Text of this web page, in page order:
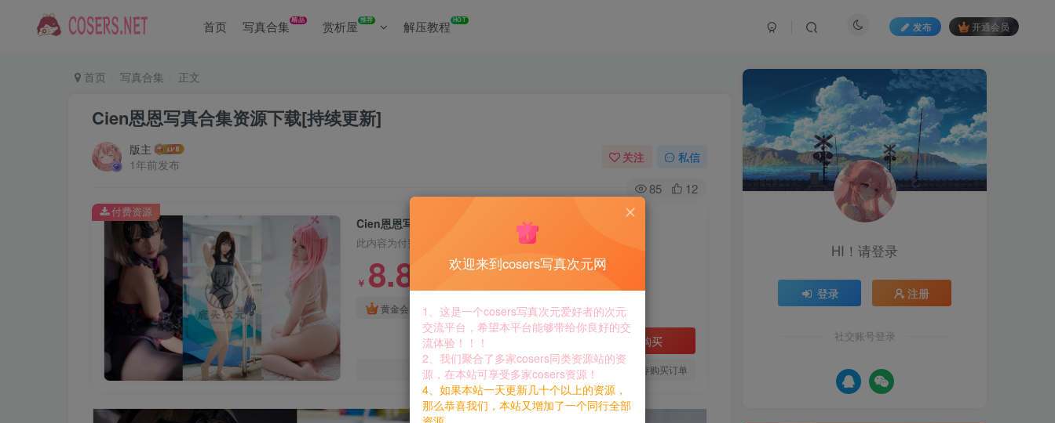
首页 写真合集 精品 赏析屋 推荐 解压教程 HOT
发布 开通会员
首页 写真合集 正文
Cien恩恩写真合集资源下载[持续更新]
版主
1年前发布
关注 私信
85 12
Cien恩恩写真合集资源下载[持续更新]
此内容为付费资源，请付费后查看
￥ 8.8
黄金会员 免费 钻石会员免费
立即购买
您当前未登录！建议登陆后购买，可保存购买订单
付费资源
HI！请登录
登录 注册
社交账号登录
欢迎来到cosers写真次元网
1、这是一个cosers写真次元爱好者的次元
交流平台，希望本平台能够带给你良好的交
流体验！！！
2、我们聚合了多家cosers同类资源站的资
源，在本站可享受多家cosers资源！
4、如果本站一天更新几十个以上的资源，
那么恭喜我们，本站又增加了一个同行全部